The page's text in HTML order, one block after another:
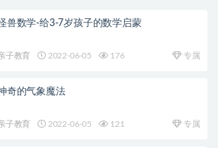
兽数学-给3-7岁孩子的数学启蒙
子教育 2022-06-05 176 专属
奇的气象魔法
子教育 2022-06-05 121 专属